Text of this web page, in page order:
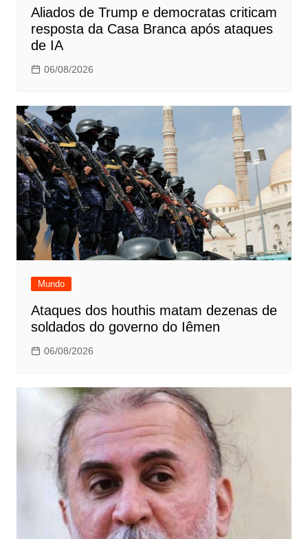
Aliados de Trump e democratas criticam
resposta da Casa Branca após ataques
de IA
06/08/2026
Mundo
Ataques dos houthis matam dezenas de
soldados do governo do Iêmen
06/08/2026